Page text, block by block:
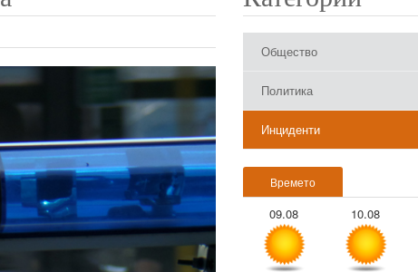
Общество
Политика
Инциденти
Времето
09.08 10.08